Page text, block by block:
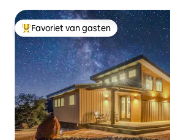
Topfavoriet van gasten
Favoriet van gasten